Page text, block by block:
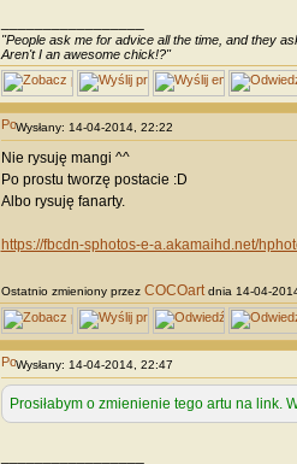
"People ask me for advice all the time, and they
Aren't I an awesome chick!?"
Wysłany: 14-04-2014, 22:22
Nie rysuję mangi ^^
Po prostu tworzę postacie :D
Albo rysuję fanarty.
https://fbcdn-sphotos-e-a.akamaihd.net/
Ostatnio zmieniony przez COCOartdnia 14-04-
Wysłany: 14-04-2014, 22:47
Prosiłabym o zmienienie tego artu na link.